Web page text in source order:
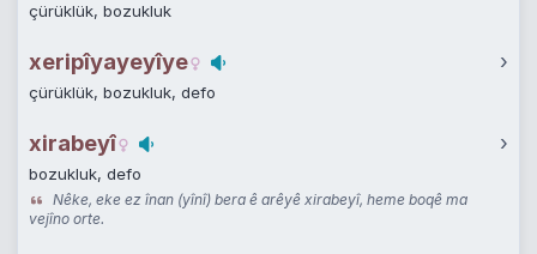
çürüklük, bozukluk
xeripîyayeyîye ›
çürüklük, bozukluk, defo
xirabeyî ›
bozukluk, defo
Nêke, eke ez înan (yînî) bera ê arêyê xirabeyî, heme boqê ma
vejîno orte.